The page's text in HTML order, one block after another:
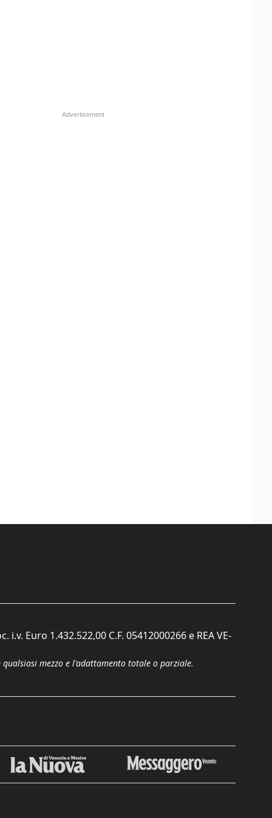
Euro 1.432.522,00 C.F. 05412000266 e REA VE-
mezzo e l'adattamento totale o parziale.